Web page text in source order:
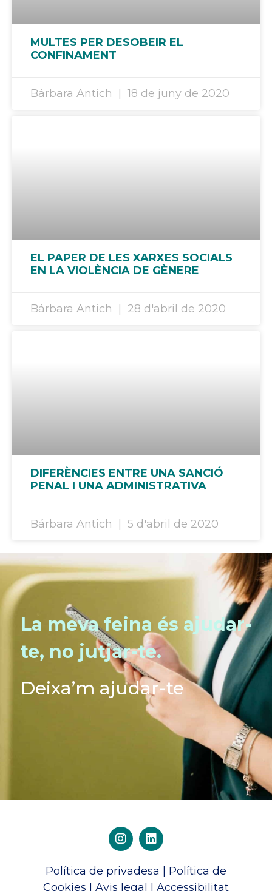
MULTES PER DESOBEIR EL
CONFINAMENT
Bárbara Antich 18 de juny de 2020
EL PAPER DE LES XARXES SOCIALS
EN LA VIOLÈNCIA DE GÈNERE
Bárbara Antich 28 d'abril de 2020
DIFERÈNCIES ENTRE UNA SANCIÓ
PENAL I UNA ADMINISTRATIVA
Bárbara Antich 5 d'abril de 2020
La meva feina és ajudar-
te, no jutjar-te.
Deixa’m ajudar-te
Política de privadesa
Política de
Cookies
Avis legal Accessibilitat